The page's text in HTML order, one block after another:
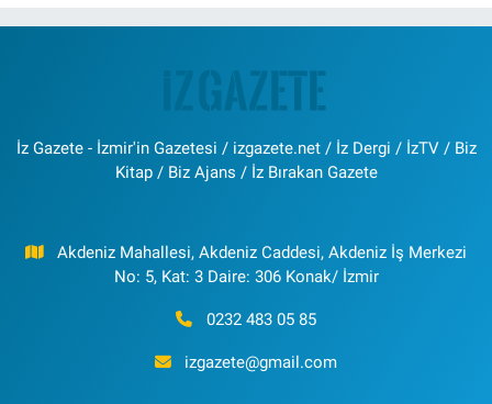
İz Gazete - İzmir'in Gazetesi / izgazete.net / İz Dergi / İzTV / Biz
Kitap / Biz Ajans / İz Bırakan Gazete
Akdeniz Mahallesi, Akdeniz Caddesi, Akdeniz İş Merkezi
No: 5, Kat: 3 Daire: 306 Konak/ İzmir
0232 483 05 85
izgazete@gmail.com